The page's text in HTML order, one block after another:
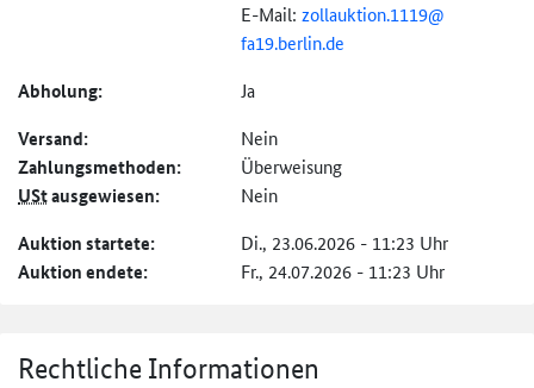
E-Mail: zollauktion.1119@
fa19.berlin.de
Abholung: Ja
Versand: Nein
Zahlungs­methoden: Überweisung
UStausgewiesen: Nein
Auktion startete: Di., 23.06.2026 - 11:23 Uhr
Auktion endete: Fr., 24.07.2026 - 11:23 Uhr
Rechtliche Informationen